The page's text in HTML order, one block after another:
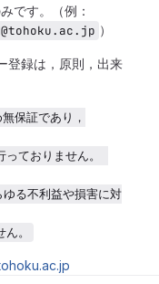
です。（例：
）
登録は，原則，出来
保証であり，
っておりません。
る不利益や損害に対
。